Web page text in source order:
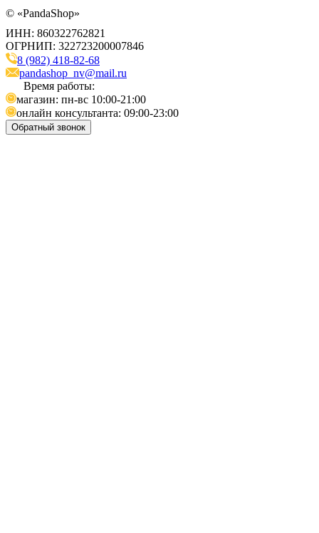
© «PandaShop»
ИНН: 860322762821
ОГРНИП: 322723200007846
8 (982) 418-82-68
pandashop_nv@mail.ru
Время работы:
магазин: пн-вс 10:00-21:00
онлайн консультанта: 09:00-23:00
Обратный звонок